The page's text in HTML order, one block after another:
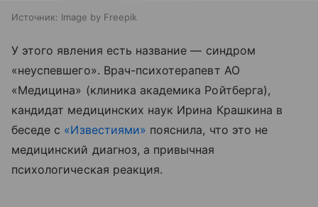
Источник: Image by Freepik
У этого явления есть название — синдром
«неуспевшего». Врач-психотерапевт АО
«Медицина» (клиника академика Ройтберга),
кандидат медицинских наук Ирина Крашкина в
беседе с «Известиями» пояснила, что это не
медицинский диагноз, а привычная
психологическая реакция.